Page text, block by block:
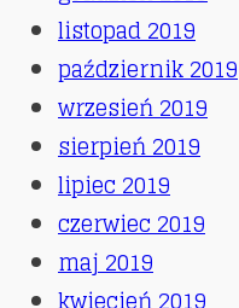
listopad 2019
październik 2019
wrzesień 2019
sierpień 2019
lipiec 2019
czerwiec 2019
maj 2019